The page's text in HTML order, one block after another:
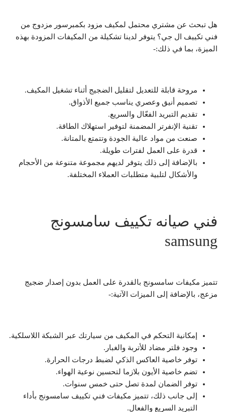
هل تبحث عن مشتري محتمل لمكيف مزود بكمبرسور مزدوج من
فني تكييف ال جي؟ يتوفر لدينا تشكيلة من المكيفات المزودة بهذه
الميزة، بما في ذلك:-
مروحة قابلة للتعديل لتقليل الضجيج أثناء تشغيل المكيف.
تصميم أنيق وعصري يناسب جميع الأذواق.
تقديم التبريد الفعّال والسريع.
تقنية الإنفرتر المضمنة لتوفير استهلاك الطاقة.
صنعت من مواد عالية الجودة وتتمتع بالمتانة.
قدرة على العمل لفترات طويلة.
بالإضافة إلى ذلك يتوفر لديهم مجموعة متنوعة من الأحجام
والأشكال لتلبية متطلبات العملاء المختلفة.
فني صيانه تكييف سامسونج
samsung
تتميز مكيفات سامسونج بالقدرة على العمل بدون إصدار ضجيج
مزعج، بالإضافة إلى الميزات الآتية:-
إمكانية التحكم في المكيف من سيارتك عبر الشبكة اللاسلكية.
وجود فلتر مضاد للأتربة والغبار.
توفر خاصية العاكس الذكي لضبط درجات الحرارة.
تضم خاصية الأيون بلازما لتحسين نوعية الهواء.
توفر الضمان لمدة تصل حتى خمس سنوات.
إلى جانب ذلك، تتميز مكيفات فني تكييف سامسونج بأداء
التبريد السريع والفعال.